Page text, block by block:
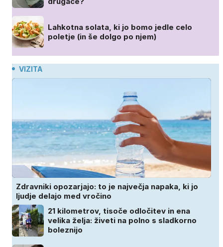
Lahkotna solata, ki jo bomo jedle celo
poletje (in še dolgo po njem)
VIZITA
Zdravniki opozarjajo: to je največja napaka, ki jo
ljudje delajo med vročino
21 kilometrov, tisoče odločitev in ena
velika želja: živeti na polno s sladkorno
boleznijo